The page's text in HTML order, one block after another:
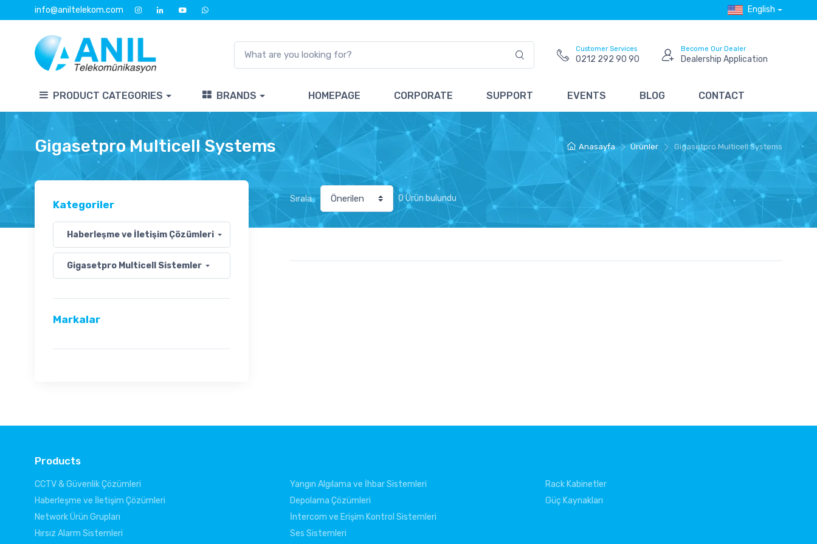
info@aniltelekom.com English
Customer Services
0212 292 90 90
Become Our Dealer
Dealership Application
PRODUCT CATEGORIES BRANDS HOMEPAGE CORPORATE SUPPORT EVENTS BLOG CONTACT
Anasayfa Ürünler Gigasetpro Multicell Systems
Gigasetpro Multicell Systems
Kategoriler
Haberleşme ve İletişim Çözümleri
Gigasetpro Multicell Sistemler
Markalar
Sırala : 0 Ürün bulundu
Products
CCTV & Güvenlik Çözümleri
Haberleşme ve İletişim Çözümleri
Network Ürün Grupları
Hırsız Alarm Sistemleri
Yangın Algılama ve İhbar Sistemleri
Depolama Çözümleri
İntercom ve Erişim Kontrol Sistemleri
Ses Sistemleri
Rack Kabinetler
Güç Kaynakları